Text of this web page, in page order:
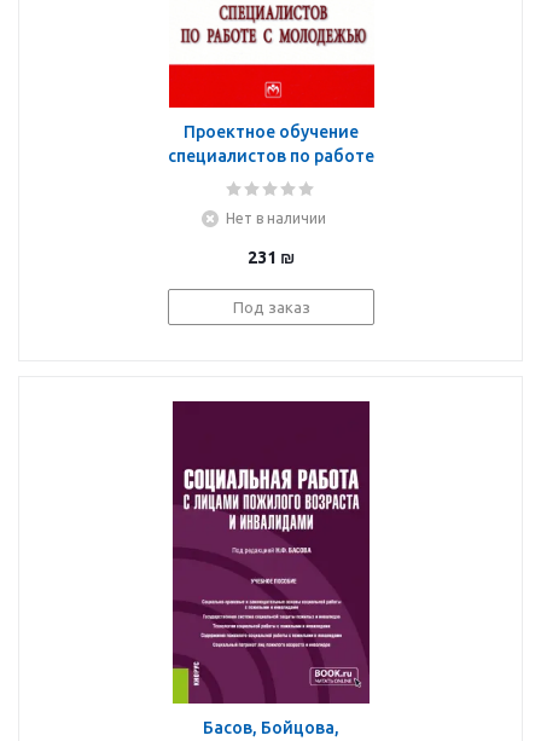
Проектное обучение
специалистов по работе
с молодежью
Нет в наличии
231 ₪
Под заказ
Басов, Бойцова,